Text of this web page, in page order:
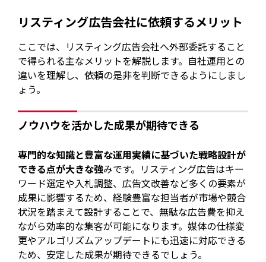
リスティング広告会社に依頼するメリット
ここでは、リスティング広告会社へ外部委託すること
で得られる主なメリットを解説します。自社運用との
違いを理解し、依頼の是非を判断できるようにしまし
ょう。
ノウハウを活かした成果が期待できる
専門的な知識と豊富な運用実績に基づいた戦略設計が
できる点が大きな強みです。リスティング広告はキー
ワード選定や入札調整、広告文改善など多くの要素が
成果に影響するため、経験豊富な担当者が市場や競合
状況を踏まえて設計することで、無駄な広告費を抑え
ながら効率的な集客が可能になります。媒体の仕様変
更やアルゴリズムアップデートにも迅速に対応できる
ため、安定した成果が期待できるでしょう。